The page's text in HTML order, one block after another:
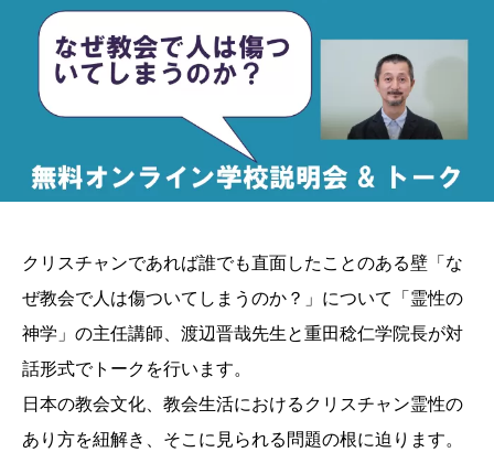
クリスチャンであれば誰でも直面したことのある壁「な
ぜ教会で人は傷ついてしまうのか？」について「霊性の
神学」の主任講師、渡辺晋哉先生と重田稔仁学院長が対
話形式でトークを行います。
日本の教会文化、教会生活におけるクリスチャン霊性の
あり方を紐解き、そこに見られる問題の根に迫ります。